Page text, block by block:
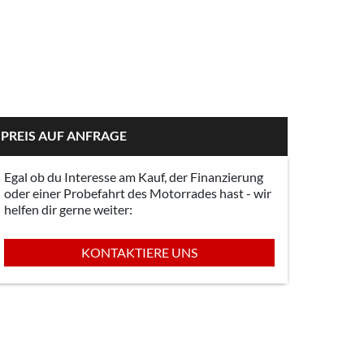
PREIS AUF ANFRAGE
Egal ob du Interesse am Kauf, der Finanzierung
oder einer Probefahrt des Motorrades hast - wir
helfen dir gerne weiter:
KONTAKTIERE UNS